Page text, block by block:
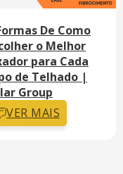
De Como
o Melhor
para Cada
de Telhado |
Group
VER MAIS